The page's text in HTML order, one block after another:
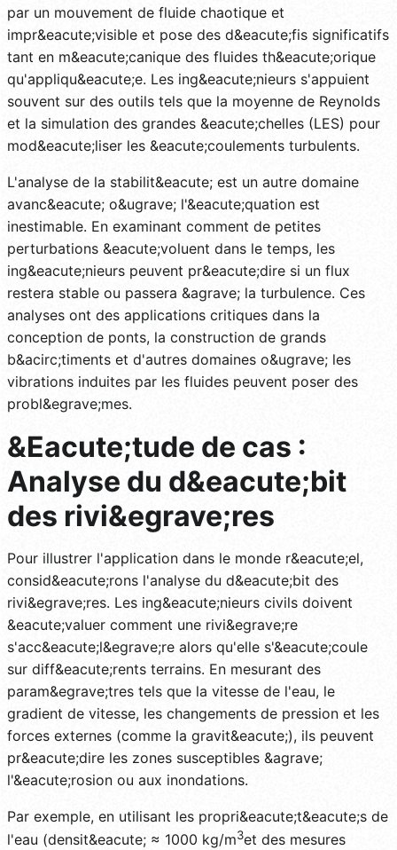
par un mouvement de fluide chaotique et
impr&eacute;visible et pose des d&eacute;fis significatifs
tant en m&eacute;canique des fluides th&eacute;orique
qu'appliqu&eacute;e. Les ing&eacute;nieurs s'appuient
souvent sur des outils tels que la moyenne de Reynolds
et la simulation des grandes &eacute;chelles (LES) pour
mod&eacute;liser les &eacute;coulements turbulents.
L'analyse de la stabilit&eacute; est un autre domaine
avanc&eacute; o&ugrave; l'&eacute;quation est
inestimable. En examinant comment de petites
perturbations &eacute;voluent dans le temps, les
ing&eacute;nieurs peuvent pr&eacute;dire si un flux
restera stable ou passera &agrave; la turbulence. Ces
analyses ont des applications critiques dans la
conception de ponts, la construction de grands
b&acirc;timents et d'autres domaines o&ugrave; les
vibrations induites par les fluides peuvent poser des
probl&egrave;mes.
&Eacute;tude de cas :
Analyse du d&eacute;bit
des rivi&egrave;res
Pour illustrer l'application dans le monde r&eacute;el,
consid&eacute;rons l'analyse du d&eacute;bit des
rivi&egrave;res. Les ing&eacute;nieurs civils doivent
&eacute;valuer comment une rivi&egrave;re
s'acc&eacute;l&egrave;re alors qu'elle s'&eacute;coule
sur diff&eacute;rents terrains. En mesurant des
param&egrave;tres tels que la vitesse de l'eau, le
gradient de vitesse, les changements de pression et les
forces externes (comme la gravit&eacute;), ils peuvent
pr&eacute;dire les zones susceptibles &agrave;
l'&eacute;rosion ou aux inondations.
Par exemple, en utilisant les propri&eacute;t&eacute;s de
l'eau (densit&eacute; ≈ 1000 kg/m3et des mesures